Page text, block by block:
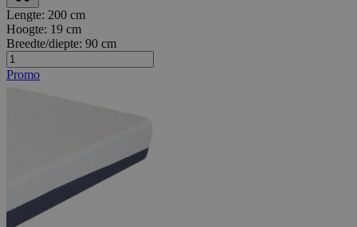
Lengte: 200 cm
Hoogte: 19 cm
Breedte/diepte: 90 cm
Promo